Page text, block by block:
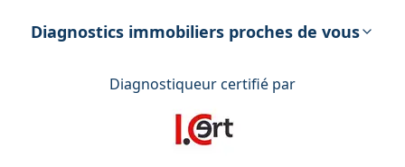
énergétique
Diagnostics immobiliers proches de vous
Diagnostiqueur certifié par